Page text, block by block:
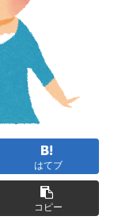
はてブ
コピー